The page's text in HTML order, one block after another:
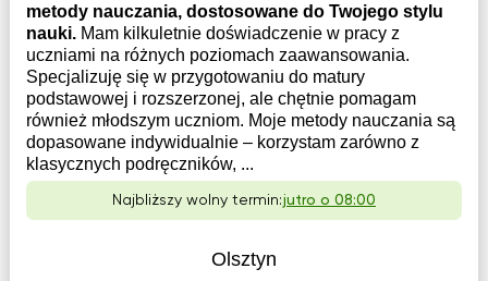
metody nauczania, dostosowane do Twojego stylu
nauki. Mam kilkuletnie doświadczenie w pracy z
uczniami na różnych poziomach zaawansowania.
Specjalizuję się w przygotowaniu do matury
podstawowej i rozszerzonej, ale chętnie pomagam
również młodszym uczniom. Moje metody nauczania są
dopasowane indywidualnie – korzystam zarówno z
klasycznych podręczników, ...
Najbliższy wolny termin:jutro o 08:00
Olsztyn